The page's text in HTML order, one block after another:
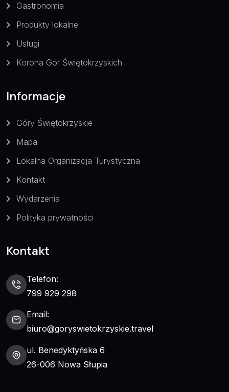
Gastronomia
Produkty lokalne
Usługi
Korona Gór Świętokrzyskich
Informacje
Góry Świętokrzyskie
Mapa
Lokalna Organizacja Turystyczna
Kontakt
Wydarzenia
Polityka prywatności
Kontakt
Telefon:
799 929 298
Email:
biuro@goryswietokrzyskie.travel
ul. Benedyktyńska 6
26-006 Nowa Słupia